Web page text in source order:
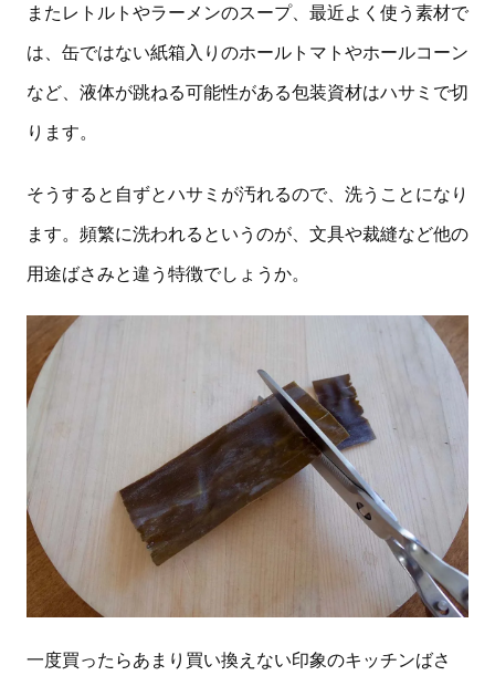
またレトルトやラーメンのスープ、最近よく使う素材で
は、缶ではない紙箱入りのホールトマトやホールコーン
など、液体が跳ねる可能性がある包装資材はハサミで切
ります。
そうすると自ずとハサミが汚れるので、洗うことになり
ます。頻繁に洗われるというのが、文具や裁縫など他の
用途ばさみと違う特徴でしょうか。
一度買ったらあまり買い換えない印象のキッチンばさ